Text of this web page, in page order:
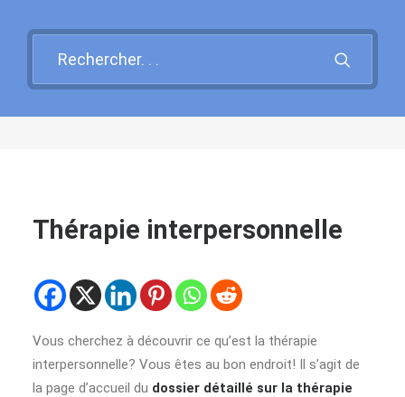
Thérapie interpersonnelle
Vous cherchez à découvrir ce qu’est la thérapie
interpersonnelle? Vous êtes au bon endroit! Il s’agit de
la page d’accueil du dossier détaillé sur la thérapie